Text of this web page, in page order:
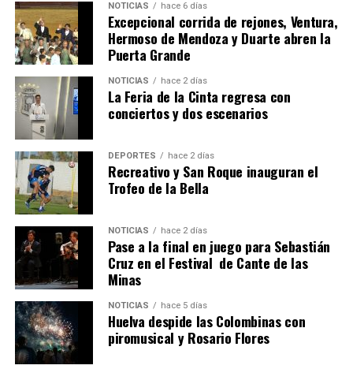
4º DÍA DE LAS FIESTAS COLOMBINAS 2026
hace 1 semana · Huelvatv
SEXTA CORRIDA DE LAS FIESTAS COLOMBINAS
2026
hace 5 días· Huelvatv
NOTICIAS hace 6 días
Excepcional corrida de rejones, Ventura,
Hermoso de Mendoza y Duarte abren la
Puerta Grande
NOTICIAS hace 2 días
La Feria de la Cinta regresa con
conciertos y dos escenarios
DEPORTES hace 2 días
Recreativo y San Roque inauguran el
Trofeo de la Bella
NOTICIAS hace 2 días
Pase a la final en juego para Sebastián
Cruz en el Festival de Cante de las
Minas
NOTICIAS hace 5 días
Huelva despide las Colombinas con
piromusical y Rosario Flores